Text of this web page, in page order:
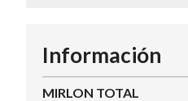
Información
MIRLON TOTAL